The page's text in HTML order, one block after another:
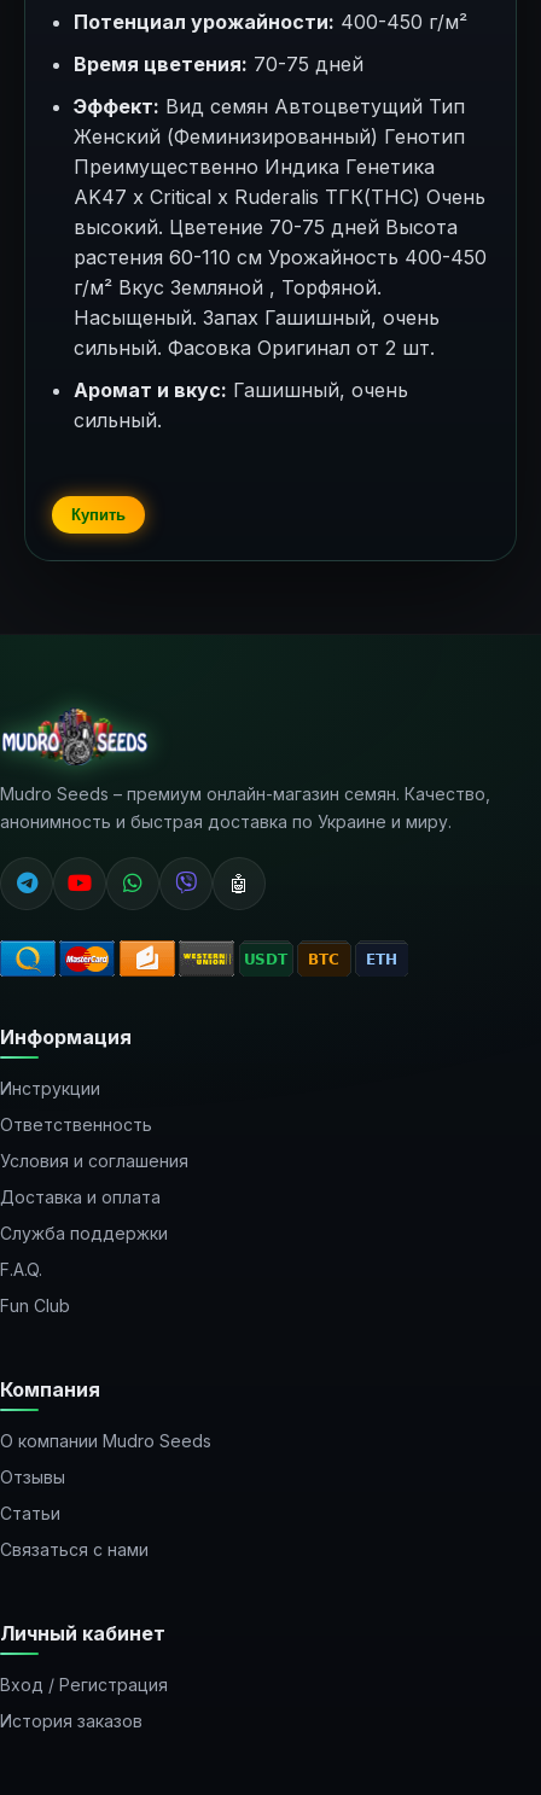
Потенциал урожайности: 400-450 г/м²
Время цветения: 70-75 дней
Эффект: Вид семян Автоцветущий Тип
Женский (Феминизированный) Генотип
Преимущественно Индика Генетика
AK47 x Critical x Ruderalis ТГК(THC) Очень
высокий. Цветение 70-75 дней Высота
растения 60-110 см Урожайность 400-450
г/м² Вкус Земляной , Торфяной.
Насыщеный. Запах Гашишный, очень
сильный. Фасовка Оригинал от 2 шт.
Аромат и вкус: Гашишный, очень
сильный.
Купить
Mudro Seeds – премиум онлайн-магазин семян. Качество,
анонимность и быстрая доставка по Украине и миру.
🤖
Информация
Инструкции
Ответственность
Условия и соглашения
Доставка и оплата
Служба поддержки
F.A.Q.
Fun Club
Компания
О компании Mudro Seeds
Отзывы
Статьи
Связаться с нами
Личный кабинет
Вход / Регистрация
История заказов